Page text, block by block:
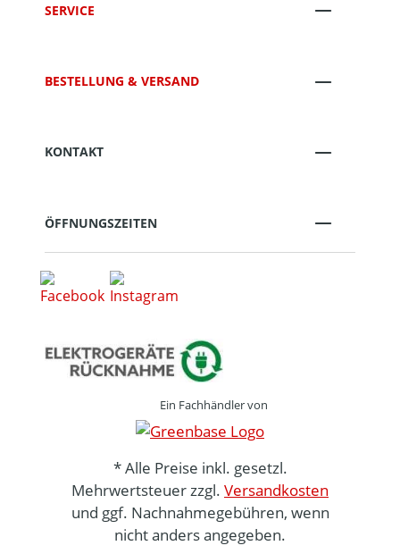
SERVICE
BESTELLUNG & VERSAND
KONTAKT
ÖFFNUNGSZEITEN
Ein Fachhändler von
* Alle Preise inkl. gesetzl.
Mehrwertsteuer zzgl. Versandkosten
und ggf. Nachnahmegebühren, wenn
nicht anders angegeben.